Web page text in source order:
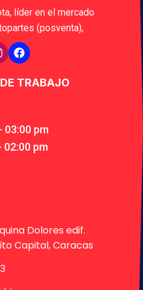
líder en el mercado
(posventa),
TRABAJO
03:00 pm
02:00 pm
Dolores edif.
Capital, Caracas